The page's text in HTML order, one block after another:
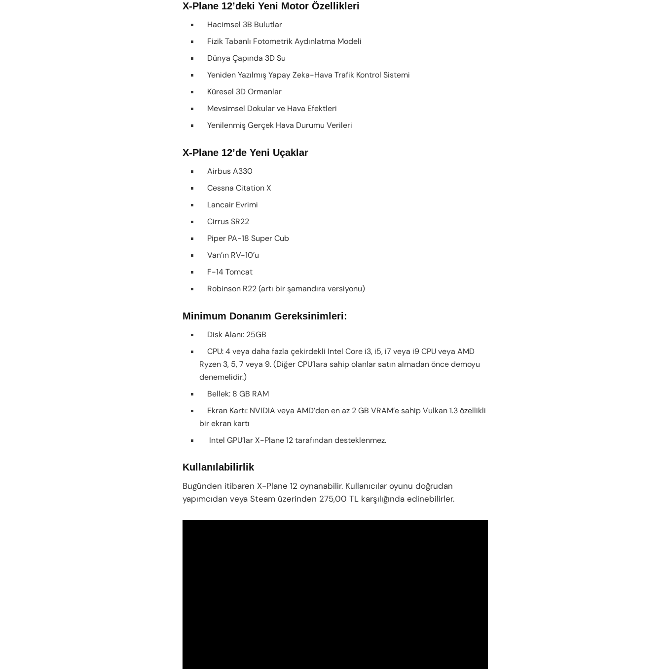
X-Plane 12’deki Yeni Motor Özellikleri
Hacimsel 3B Bulutlar
Fizik Tabanlı Fotometrik Aydınlatma Modeli
Dünya Çapında 3D Su
Yeniden Yazılmış Yapay Zeka-Hava Trafik Kontrol Sistemi
Küresel 3D Ormanlar
Mevsimsel Dokular ve Hava Efektleri
Yenilenmiş Gerçek Hava Durumu Verileri
X-Plane 12’de Yeni Uçaklar
Airbus A330
Cessna Citation X
Lancair Evrimi
Cirrus SR22
Piper PA-18 Super Cub
Van’ın RV-10’u
F-14 Tomcat
Robinson R22 (artı bir şamandıra versiyonu)
Minimum Donanım Gereksinimleri:
Disk Alanı: 25GB
CPU: 4 veya daha fazla çekirdekli Intel Core i3, i5, i7 veya i9 CPU veya AMD
Ryzen 3, 5, 7 veya 9. (Diğer CPU’lara sahip olanlar satın almadan önce demoyu
denemelidir.)
Bellek: 8 GB RAM
Ekran Kartı: NVIDIA veya AMD’den en az 2 GB VRAM’e sahip Vulkan 1.3 özellikli
bir ekran kartı
Intel GPU’lar X-Plane 12 tarafından desteklenmez.
Kullanılabilirlik
Bugünden itibaren X-Plane 12 oynanabilir. Kullanıcılar oyunu doğrudan
yapımcıdan veya Steam üzerinden 275,00 TL karşılığında edinebilirler.